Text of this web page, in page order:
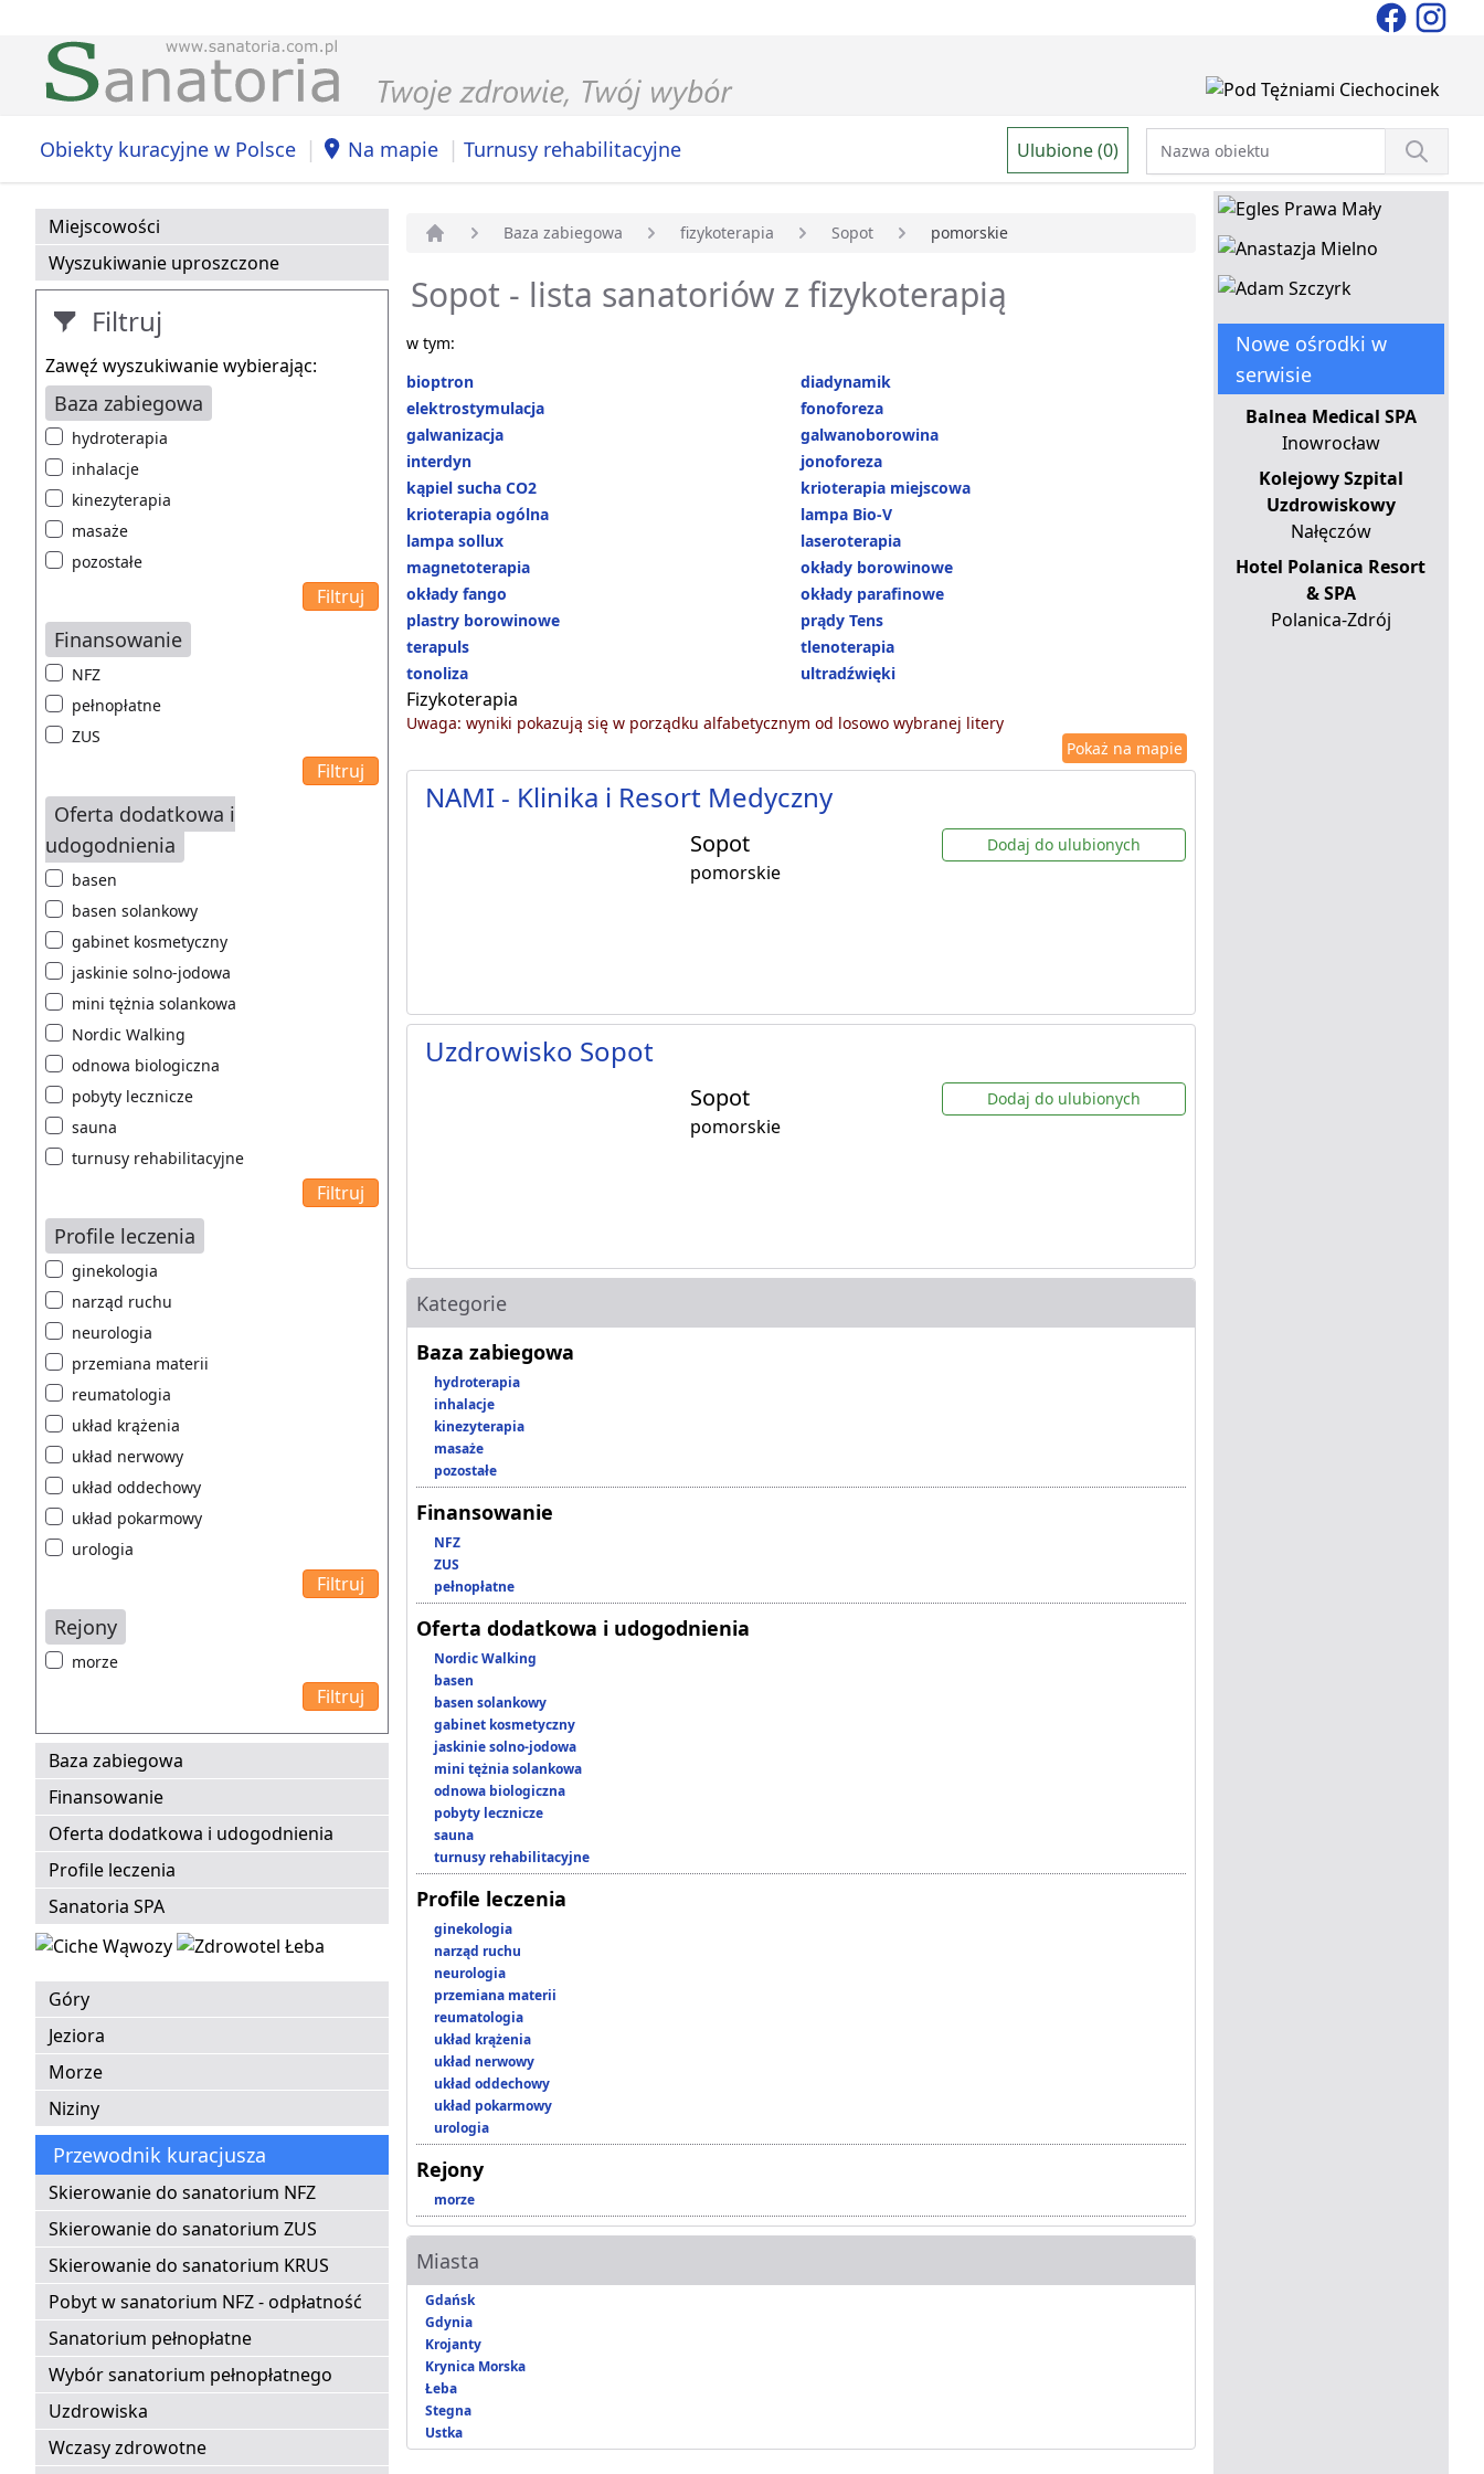
Obiekty kuracyjne w Polsce | Na mapie | Turnusy rehabilitacyjne Ulubione (0)
Miejscowości
Wyszukiwanie uproszczone
Filtruj
Zawęź wyszukiwanie wybierając:
Baza zabiegowa
hydroterapia
inhalacje
kinezyterapia
masaże
pozostałe
Finansowanie
NFZ
pełnopłatne
ZUS
Oferta dodatkowa i
udogodnienia
basen
basen solankowy
gabinet kosmetyczny
jaskinie solno-jodowa
mini tężnia solankowa
Nordic Walking
odnowa biologiczna
pobyty lecznicze
sauna
turnusy rehabilitacyjne
Profile leczenia
ginekologia
narząd ruchu
neurologia
przemiana materii
reumatologia
układ krążenia
układ nerwowy
układ oddechowy
układ pokarmowy
urologia
Rejony
morze
Baza zabiegowa
Finansowanie
Oferta dodatkowa i udogodnienia
Profile leczenia
Sanatoria SPA
Góry
Jeziora
Morze
Niziny
Przewodnik kuracjusza
Skierowanie do sanatorium NFZ
Skierowanie do sanatorium ZUS
Skierowanie do sanatorium KRUS
Pobyt w sanatorium NFZ - odpłatność
Sanatorium pełnopłatne
Wybór sanatorium pełnopłatnego
Uzdrowiska
Wczasy zdrowotne
Baza zabiegowa fizykoterapia Sopot pomorskie
Sopot - lista sanatoriów z fizykoterapią
w tym:
bioptron
diadynamik
elektrostymulacja
fonoforeza
galwanizacja
galwanoborowina
interdyn
jonoforeza
kąpiel sucha CO2
krioterapia miejscowa
krioterapia ogólna
lampa Bio-V
lampa sollux
laseroterapia
magnetoterapia
okłady borowinowe
okłady fango
okłady parafinowe
plastry borowinowe
prądy Tens
terapuls
tlenoterapia
tonoliza
ultradźwięki
Fizykoterapia
Uwaga: wyniki pokazują się w porządku alfabetycznym od losowo wybranej litery
Pokaż na mapie
NAMI - Klinika i Resort Medyczny
Sopot
pomorskie
Dodaj do ulubionych
Uzdrowisko Sopot
Sopot
pomorskie
Dodaj do ulubionych
Kategorie
Baza zabiegowa
hydroterapia
inhalacje
kinezyterapia
masaże
pozostałe
Finansowanie
NFZ
ZUS
pełnopłatne
Oferta dodatkowa i udogodnienia
Nordic Walking
basen
basen solankowy
gabinet kosmetyczny
jaskinie solno-jodowa
mini tężnia solankowa
odnowa biologiczna
pobyty lecznicze
sauna
turnusy rehabilitacyjne
Profile leczenia
ginekologia
narząd ruchu
neurologia
przemiana materii
reumatologia
układ krążenia
układ nerwowy
układ oddechowy
układ pokarmowy
urologia
Rejony
morze
Miasta
Gdańsk
Gdynia
Krojanty
Krynica Morska
Łeba
Stegna
Ustka
Nowe ośrodki w
serwisie
Balnea Medical SPA
Inowrocław
Kolejowy Szpital
Uzdrowiskowy
Nałęczów
Hotel Polanica Resort
& SPA
Polanica-Zdrój